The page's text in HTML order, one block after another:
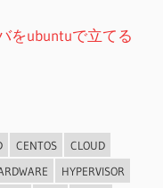
をubuntuで立てる
CENTOS
CLOUD
HYPERVISOR